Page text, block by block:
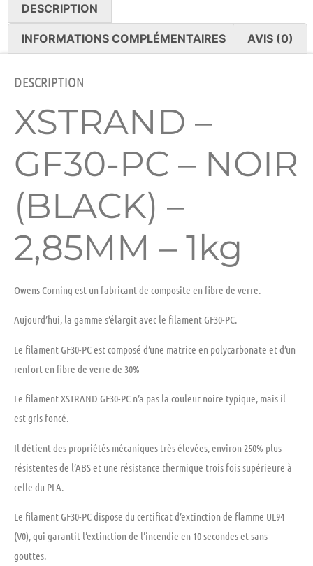
DESCRIPTION
INFORMATIONS COMPLÉMENTAIRES AVIS (0)
DESCRIPTION
XSTRAND –
GF30-PC – NOIR
(BLACK) –
2,85MM – 1kg
Owens Corning est un fabricant de composite en fibre de verre.
Aujourd’hui, la gamme s’élargit avec le filament GF30-PC.
Le filament GF30-PC est composé d’une matrice en polycarbonate et d’un
renfort en fibre de verre de 30%
Le filament XSTRAND GF30-PC n’a pas la couleur noire typique, mais il
estgris foncé.
Il détient des propriétés mécaniques très élevées, environ 250% plus
résistentes de l’ABS et une résistance thermique trois fois supérieure à
celle du PLA.
Le filament GF30-PC dispose du certificat d’extinction de flamme UL94
(V0), qui garantit l’extinction de l’incendie en 10 secondes et sans
gouttes.